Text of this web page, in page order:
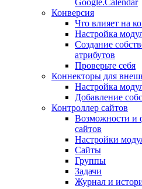
Google.Calendar
Конверсия
Что влияет на
Настройка
Создание
атрибутов
Проверьте себя
Коннекторы для
Настройка
Добавление
Контроллер сайтов
Возможности и
сайтов
Настройки
Сайты
Группы
Задачи
Журнал и